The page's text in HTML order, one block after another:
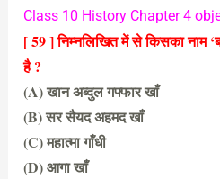
Class 10 History Chapter 4
[ 59 ] निम्नलिखित में से किसका नाम
है ?
(A) खान अब्दुल गफ्फार खाँ
(B) सर सैयद अहमद खाँ
(C) महात्मा गाँधी
(D) आगा खाँ